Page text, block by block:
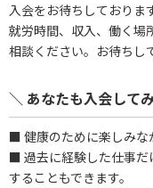
入会をお待ちしておりま
就労時間、収入、働く場
相談ください。お待ちし
＼ あなたも入会して
■ 健康のために楽しみな
■ 過去に経験した仕事だ
することもできます。